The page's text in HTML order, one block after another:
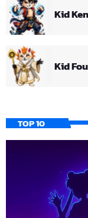
Kid
Kid
TOP 10